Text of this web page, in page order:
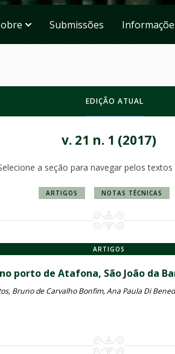
Submissões
EDIÇÃO ATUAL
v. 21 n. 1 (2017)
a seção para navegar pelos textos
ARTIGOS NOTAS TÉCNICAS
ARTIGOS
porto de Atafona, São João da
Bruno de Carvalho Bonfim, Ana Paula Di